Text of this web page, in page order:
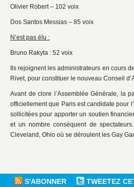
Olivier Robert – 102 voix
Dos Santos Messias – 85 voix
N’est pas élu :
Bruno Rakyta : 52 voix
Ils rejoignent les administrateurs en cours
Rivet, pour constituer le nouveau Conseil
Avant de clore l’Assemblée Générale, la
officiellement que Paris est candidate pour
sollicitées pour apporter un soutien
et un nombre conséquent de
Cleveland, Ohio où se déroulent les Gay
S'ABONNER TWEETEZ